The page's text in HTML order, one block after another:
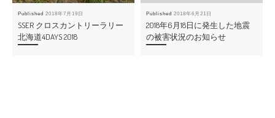
Published2018年7月19日
SSER クロスカントリーラリー
北海道4DAYS 2018
Published2018年6月21日
2018年6月18日に発生した地震
の被害状況のお知らせ